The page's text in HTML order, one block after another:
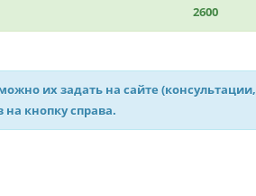
2600
их задать на сайте (консультации,
на кнопку справа.